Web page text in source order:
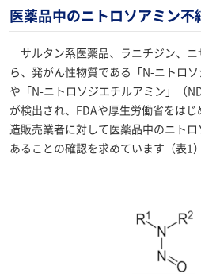
医薬品中のニトロソアミン不
サルタン系医薬品、ラニチジン、ニ
ら、発がん性物質である「N-ニトロソ
や「N-ニトロソジエチルアミン」（
が検出され、FDAや厚生労働省をは
造販売業者に対して医薬品中のニト
あることの確認を求めています（表1）